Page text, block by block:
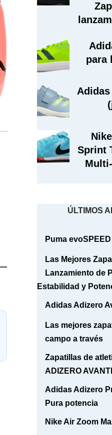
para
Sprint
ÚLTIMOS
Puma
Las Mejores
Lanzamiento de
Estabilidad y
Adidas Adizero
Las mejores
campo a través
Zapatillas de
ADIZERO AVANTI
Adidas Adizero
Pura potencia
Nike Air Zoom